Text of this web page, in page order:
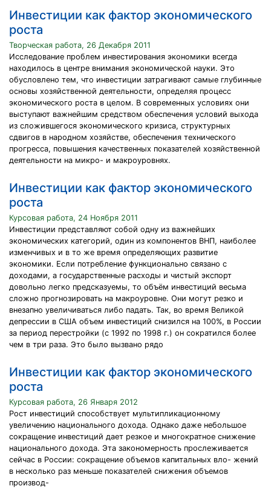
Инвестиции как фактор экономического
роста
Творческая работа, 26 Декабря 2011
Исследование проблем инвестирования экономики всегда
находилось в центре внимания экономической науки. Это
обусловлено тем, что инвестиции затрагивают самые глубинные
основы хозяйственной деятельности, определяя процесс
экономического роста в целом. В современных условиях они
выступают важнейшим средством обеспечения условий выхода
из сложившегося экономического кризиса, структурных
сдвигов в народном хозяйстве, обеспечения технического
прогресса, повышения качественных показателей хозяйственной
деятельности на микро- и макроуровнях.
Инвестиции как фактор экономического
роста
Курсовая работа, 24 Ноября 2011
Инвестиции представляют собой одну из важнейших
экономических категорий, один из компонентов ВНП, наиболее
изменчивых и в то же время определяющих развитие
экономики. Если потребление функционально связано с
доходами, а государственные расходы и чистый экспорт
довольно легко предсказуемы, то объём инвестиций весьма
сложно прогнозировать на макроуровне. Они могут резко и
внезапно увеличиваться либо падать. Так, во время Великой
депрессии в США объем инвестиций снизился на 100%, в России
за период перестройки (с 1992 по 1998 г.) он сократился более
чем в три раза. Это было вызвано рядо
Инвестиции как фактор экономического
роста
Курсовая работа, 26 Января 2012
Рост инвестиций способствует мультипликационному
увеличению национального дохода. Однако даже небольшое
сокращение инвестиций дает резкое и многократное снижение
национального дохода. Эта закономерность прослеживается
сейчас в России: сокращение объемов капитальных вло- жений
в несколько раз меньше показателей снижения объемов
производ-